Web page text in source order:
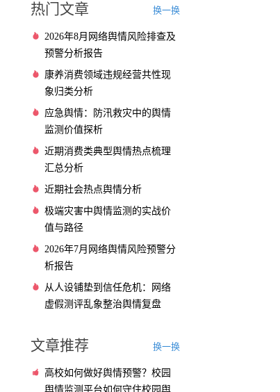
热门文章 换一换
2026年8月网络舆情风险排查及
预警分析报告
康养消费领域违规经营共性现
象归类分析
应急舆情：防汛救灾中的舆情
监测价值探析
近期消费类典型舆情热点梳理
汇总分析
近期社会热点舆情分析
极端灾害中舆情监测的实战价
值与路径
2026年7月网络舆情风险预警分
析报告
从人设铺垫到信任危机：网络
虚假测评乱象整治舆情复盘
文章推荐 换一换
高校如何做好舆情预警？校园
舆情监测平台如何守住校园舆